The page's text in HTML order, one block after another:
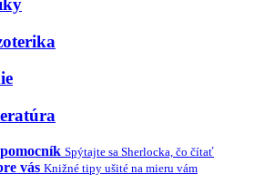
Spýtajte sa Sherlocka, čo čítať
vás Knižné tipy ušité na mieru vám